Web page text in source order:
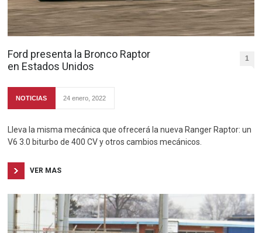
Ford presenta la Bronco Raptor
en Estados Unidos
1
NOTICIAS 24 enero, 2022
Lleva la misma mecánica que ofrecerá la nueva Ranger Raptor: un
V6 3.0 biturbo de 400 CV y otros cambios mecánicos.
VER MAS